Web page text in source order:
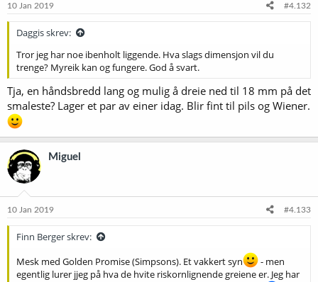
10 Jan 2019 #4.132
Daggis skrev:
Tror jeg har noe ibenholt liggende. Hva slags dimensjon vil du
trenge? Myreik kan og fungere. God å svart.
Tja, en håndsbredd lang og mulig å dreie ned til 18 mm på det
smaleste? Lager et par av einer idag. Blir fint til pils og Wiener.
Miguel
10 Jan 2019 #4.133
Finn Berger skrev:
Mesk med Golden Promise (Simpsons). Et vakkert syn
- men
egentlig lurer jjeg på hva de hvite riskornlignende greiene er. Jeg har